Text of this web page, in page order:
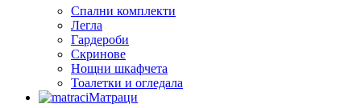
Спални комплекти
Легла
Гардероби
Скринове
Нощни шкафчета
Тоалетки и огледала
Матраци